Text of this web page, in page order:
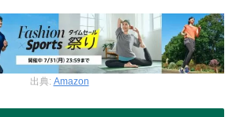
出典: Amazon